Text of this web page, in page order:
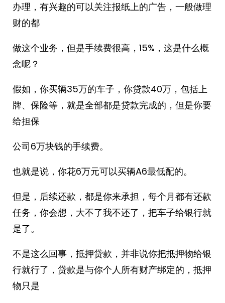
办理，有兴趣的可以关注报纸上的广告，一般做理
财的都
做这个业务，但是手续费很高，15%，这是什么概
念呢？
假如，你买辆35万的车子，你贷款40万，包括上
牌、保险等，就是全部都是贷款完成的，但是你要
给担保
公司6万块钱的手续费。
也就是说，你花6万元可以买辆A6最低配的。
但是，后续还款，都是你来承担，每个月都有还款
任务，你会想，大不了我不还了，把车子给银行就
是了。
不是这么回事，抵押贷款，并非说你把抵押物给银
行就行了，贷款是与你个人所有财产绑定的，抵押
物只是